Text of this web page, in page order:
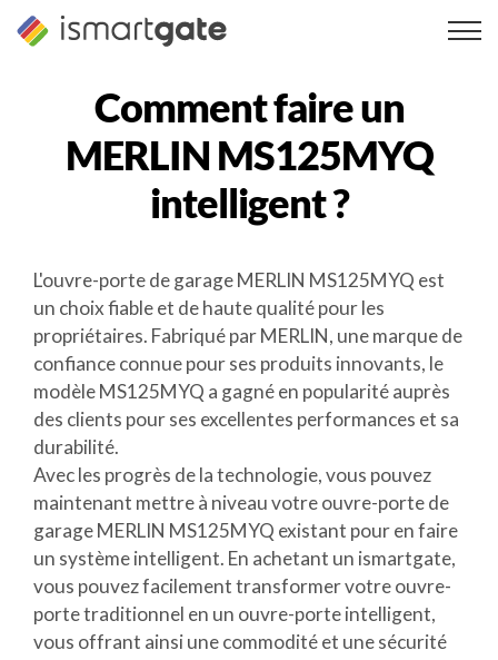
Skip
Comment faire un
MERLIN MS125MYQ
intelligent ?
L'ouvre-porte de garage MERLIN MS125MYQ est
un choix fiable et de haute qualité pour les
propriétaires. Fabriqué par MERLIN, une marque de
confiance connue pour ses produits innovants, le
modèle MS125MYQ a gagné en popularité auprès
des clients pour ses excellentes performances et sa
durabilité.
Avec les progrès de la technologie, vous pouvez
maintenant mettre à niveau votre ouvre-porte de
garage MERLIN MS125MYQ existant pour en faire
un système intelligent. En achetant un ismartgate,
vous pouvez facilement transformer votre ouvre-
porte traditionnel en un ouvre-porte intelligent,
vous offrant ainsi une commodité et une sécurité